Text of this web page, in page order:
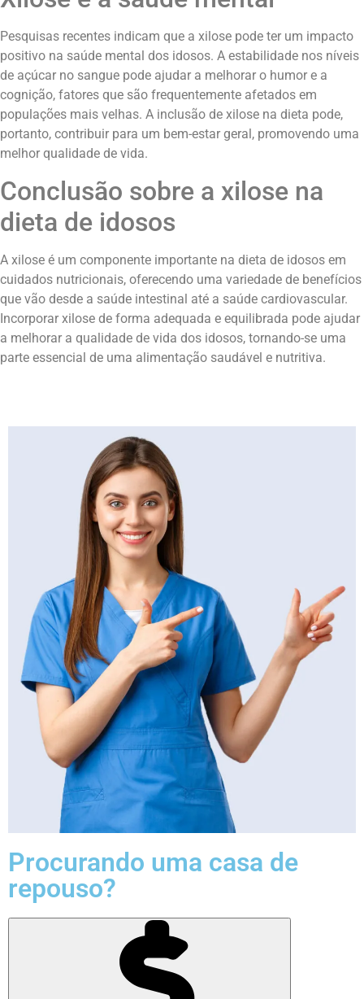
Pesquisas recentes indicam que a xilose pode ter um impacto
positivo na saúde mental dos idosos. A estabilidade nos níveis
de açúcar no sangue pode ajudar a melhorar o humor e a
cognição, fatores que são frequentemente afetados em
populações mais velhas. A inclusão de xilose na dieta pode,
portanto, contribuir para um bem-estar geral, promovendo uma
melhor qualidade de vida.
Conclusão sobre a xilose na
dieta de idosos
A xilose é um componente importante na dieta de idosos em
cuidados nutricionais, oferecendo uma variedade de benefícios
que vão desde a saúde intestinal até a saúde cardiovascular.
Incorporar xilose de forma adequada e equilibrada pode ajudar
a melhorar a qualidade de vida dos idosos, tornando-se uma
parte essencial de uma alimentação saudável e nutritiva.
Procurando uma casa de
repouso?